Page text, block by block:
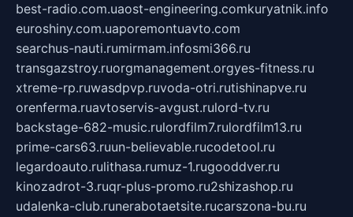
best-radio.com.uaost-engineering.comkuryatnik.info
euroshiny.com.uaporemontuavto.com
searchus-nauti.rumirmam.infosmi366.ru
transgazstroy.ruorgmanagement.orgyes-fitness.ru
xtreme-rp.ruwasdpvp.ruvoda-otri.rutishinapve.ru
orenferma.ruavtoservis-avgust.rulord-tv.ru
backstage-682-music.rulordfilm7.rulordfilm13.ru
prime-cars63.ruun-believable.rucodetool.ru
legardoauto.rulithasa.rumuz-1.rugooddver.ru
kinozadrot-3.ruqr-plus-promo.ru2shizashop.ru
udalenka-club.runerabotaetsite.rucarszona-bu.ru